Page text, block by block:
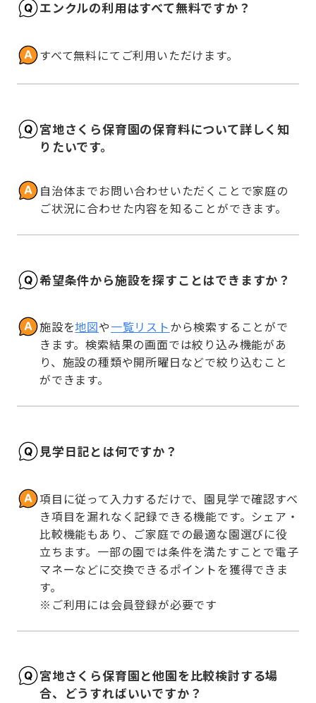
エンクルの利用はすべて無料ですか？
すべて無料にてご利用いただけます。
宮地さくら保育園の保育料について詳しく知
りたいです。
自治体までお問い合わせいただくことで家庭の
ご状況に合わせた内容を知ることができます。
希望条件から施設を探すことはできますか？
施設を地図や一覧リストから検索することがで
きます。検索結果の画面では絞り込み機能があ
り、施設の種類や開所曜日などで絞り込むこと
ができます。
見学日記とは何ですか？
項目に従って入力するだけで、園見学で確認すべ
き項目を漏れなく記録できる機能です。シェア・
比較機能もあり、ご家庭での最適な園選びに役
立ちます。一部の園では条件を満たすことで電子
マネーなどに交換できるポイントを獲得できま
す。
※ご利用には会員登録が必要です
宮地さくら保育園と他園を比較検討する場
合、どうすればいいですか？